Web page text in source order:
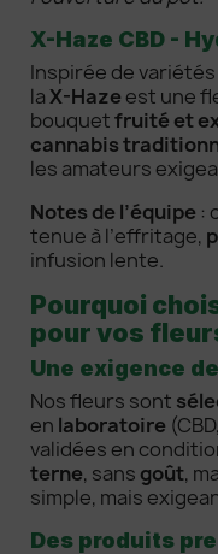
X-Haze CBD -
Inspirée de variétés
laX-Haze est une
bouquetfruité et
cannabis
les amateurs
Notes de l’équipe :
tenue à l’effritage,
infusion lente.
Pourquoi
pour vos
Une exigence
Nos fleurs sont
en laboratoire
validées en
terne, sans goût,
simple, mais
Des produits